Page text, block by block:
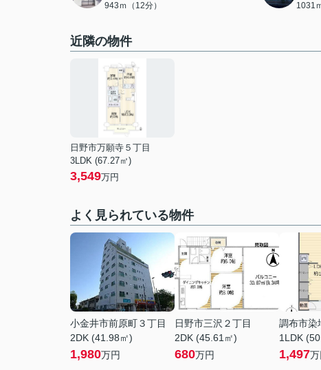
943ｍ（12分） 1031
近隣の物件
日野市万願寺５丁目
3LDK (67.27㎡)
3,549万円
よく見られている物件
小金井市前原町３丁目
2DK (41.98㎡)
1,980万円
日野市三沢２丁目
2DK (45.61㎡)
680万円
調布市染
1LDK
1,497万